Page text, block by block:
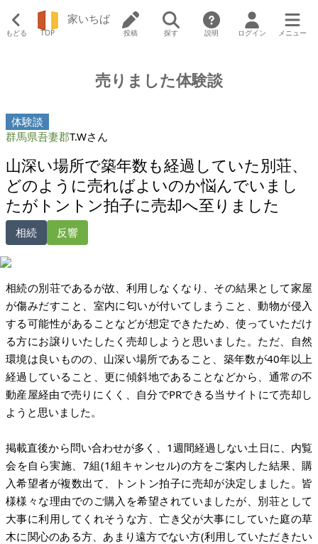
もどる TOP
家いちば
投稿 探す 説明 ログイン メニュー
売りました体験談
体験談
群馬県吾妻郡T.Wさん
山深い場所で築年数も経過していた別荘、
どのように売ればよいのか悩んでいまし
たがトントン拍子に売却へ至りました
相続 反響
相続の別荘であるが故、利用しなくなり、その結果として家屋
が傷みだすこと、室内に匂いが付いてしまうこと、動物が侵入
する可能性があることなどが想定できたため、使っていただけ
る方にお譲りいたしたく売却しようと思いました。ただ、自然
環境は良いものの、山深い場所であること、築年数が40年以上
経過していること、更に傾斜地であることなどから、通常の不
動産屋経由で売りにくく、自分でPRできる当サイトにて売却し
ようと思いました。
掲載直後から問い合わせが多く、1週間経過しない土日に、内覧
会を自ら実施、7組(1組キャンセル)の方をご案内した結果、購
入希望者が複数出て、トントン拍子に売却が決定しました。皆
様様々な理由でのご購入を希望されていましたが、別荘として
大事に利用してくれそうな方、亡き父が大事にしていた庭の草
木に関心のある方、あまり遠方でない方(利用していただきたい